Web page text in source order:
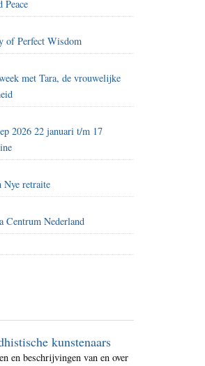
of Perfect Wisdom
met Tara, de vrouwelijke
2026 22 januari t/m 17
Nye retraite
Centrum Nederland
kunstenaars
en beschrijvingen van en over